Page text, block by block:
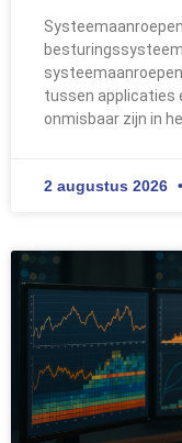
tussen applicaties
onmisbaar zijn in
2 augustus 2026